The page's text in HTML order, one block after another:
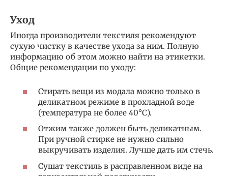
Уход
Иногда производители текстиля рекомендуют
сухую чистку в качестве ухода за ним. Полную
информацию об этом можно найти на этикетки.
Общие рекомендации по уходу:
Стирать вещи из модала можно только в
деликатном режиме в прохладной воде
(температура не более 40°С).
Отжим также должен быть деликатным.
При ручной стирке не нужно сильно
выкручивать изделия. Лучше дать им стечь.
Сушат текстиль в расправленном виде на